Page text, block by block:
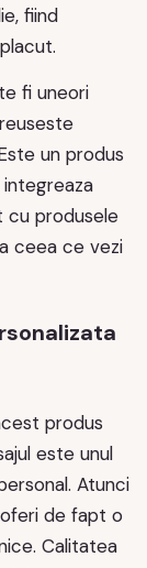
fiind
fi uneori
un produs
cu produsele
ceea ce vezi
produs
este unul
Atunci
de fapt o
Calitatea